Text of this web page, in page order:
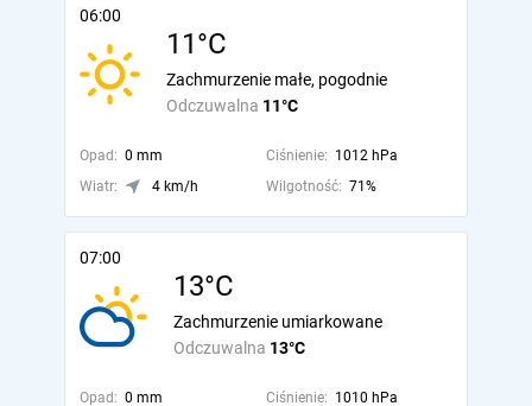
06:00
11°C
Odczuwalna 11°C
Zachmurzenie małe, pogodnie
Opad: 0 mm Ciśnienie: 1012 hPa
Wiatr:
4 km/h Wilgotność: 71%
07:00
13°C
Odczuwalna 13°C
Zachmurzenie umiarkowane
Opad: 0 mm Ciśnienie: 1010 hPa